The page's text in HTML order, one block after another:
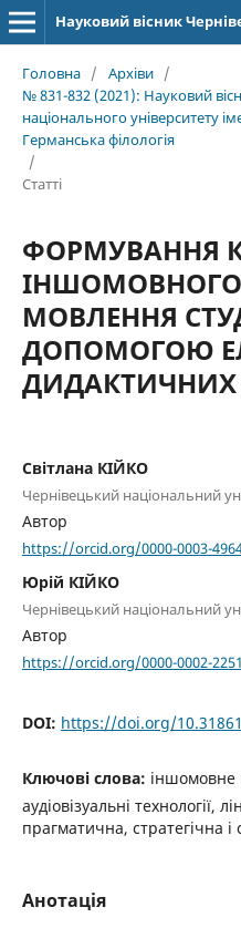
Головна / Архіви /
№ 831-832 (2021): Науковий
національного університету
Германська філологія
/
Статті
ФОРМУВАННЯ
МОВЛЕННЯ
ДОПОМОГОЮ
ДИДАКТИЧНИХ
Cвітлана КІЙКО
Чернівецький національний
Автор
https://orcid.org/0000-0003-
Юрій КІЙКО
Чернівецький національний
Автор
https://orcid.org/0000-0002-
DOI: https://doi.org/
Ключові слова: іншомовне
аудіовізуальні технології,
прагматична, стратегічна і
Анотація